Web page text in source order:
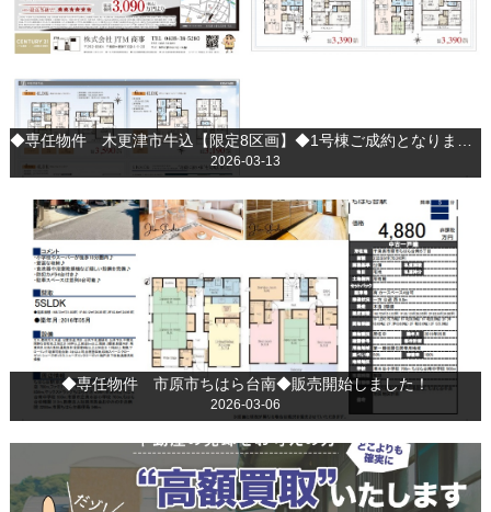
2026-03-13
◆専任物件 市原市ちはら台南◆販売開始しました！
2026-03-06